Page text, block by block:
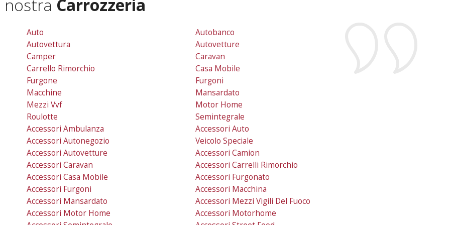
nostra Carrozzeria
Auto
Autobanco
Autovettura
Autovetture
Camper
Caravan
Carrello Rimorchio
Casa Mobile
Furgone
Furgoni
Macchine
Mansardato
Mezzi Vvf
Motor Home
Roulotte
Semintegrale
Accessori Ambulanza
Accessori Auto
Accessori Autonegozio
Veicolo Speciale
Accessori Autovetture
Accessori Camion
Accessori Caravan
Accessori Carrelli Rimorchio
Accessori Casa Mobile
Accessori Furgonato
Accessori Furgoni
Accessori Macchina
Accessori Mansardato
Accessori Mezzi Vigili Del Fuoco
Accessori Motor Home
Accessori Motorhome